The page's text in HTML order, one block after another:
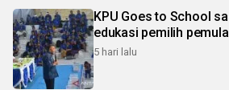
KPU Goes to School
edukasi pemilih pemula
5 hari lalu